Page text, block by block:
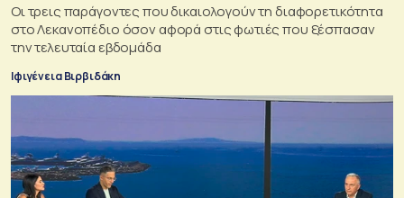
Oι τρεις παράγοντες που δικαιολογούν τη διαφορετικότητα
στο Λεκανοπέδιο όσον αφορά στις φωτιές που ξέσπασαν
την τελευταία εβδομάδα
Ιφιγένεια Βιρβιδάκη